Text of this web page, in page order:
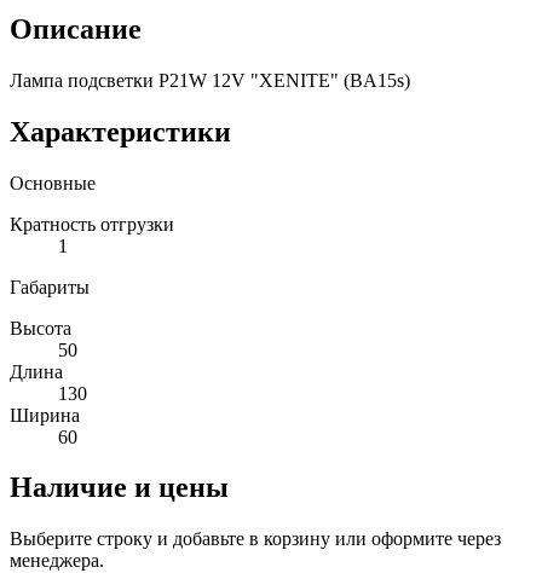
Описание
Лампа подсветки P21W 12V "XENITE" (BA15s)
Характеристики
Основные
Кратность отгрузки
1
Габариты
Высота
50
Длина
130
Ширина
60
Наличие и цены
Выберите строку и добавьте в корзину или оформите через
менеджера.